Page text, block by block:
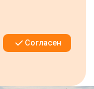
Согласен